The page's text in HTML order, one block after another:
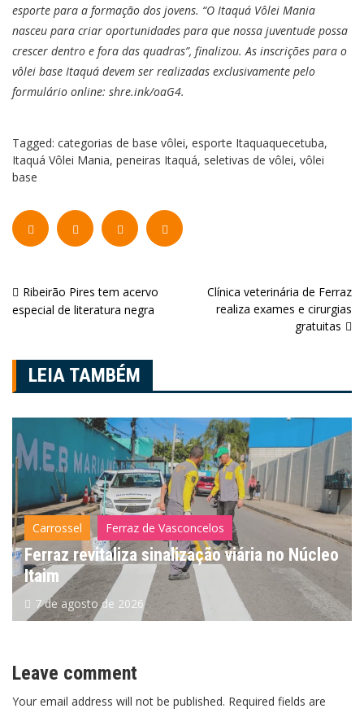
esporte para a formação dos jovens. “O Itaquá Vôlei Mania
nasceu para criar oportunidades para que nossa juventude possa
crescer dentro e fora das quadras”, finalizou. As inscrições para o
vôlei base Itaquá devem ser realizadas exclusivamente pelo
formulário online: shre.ink/oaG4.
Tagged: categorias de base vôlei, esporte Itaquaquecetuba,
Itaquá Vôlei Mania, peneiras Itaquá, seletivas de vôlei, vôlei
base
Navegação
de
Post
Ribeirão Pires tem acervo
especial de literatura negra
Clínica veterinária de Ferraz
realiza exames e cirurgias
gratuitas
LEIA TAMBÉM
Carrossel Ferraz de Vasconcelos
Ferraz revitaliza sinalização viária no Núcleo
Itaim
7 de agosto de 2026
Leave comment
Your email address will not be published. Required fields are